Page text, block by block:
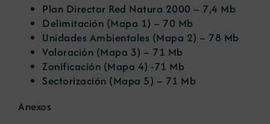
Plan Director Red Natura 2000 – 7,4 Mb
Delimitación (Mapa 1) – 70 Mb
Unidades Ambientales (Mapa 2) – 78 Mb
Valoración (Mapa 3) – 71 Mb
Zonificación (Mapa 4) -71 Mb
Sectorización (Mapa 5) – 71 Mb
Anexos